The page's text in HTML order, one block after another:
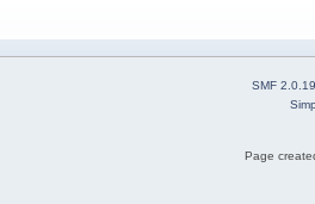
SMF 2.0.19
Page